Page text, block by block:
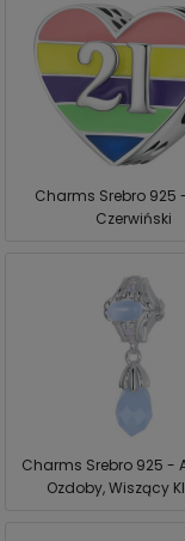
Charms Srebro 925 -
Czerwiński
Charms Srebro 925 -
Ozdoby, Wiszący